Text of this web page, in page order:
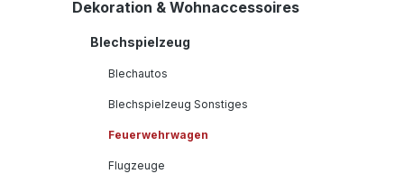
Dekoration & Wohnaccessoires
Blechspielzeug
Blechautos
Blechspielzeug Sonstiges
Feuerwehrwagen
Flugzeuge